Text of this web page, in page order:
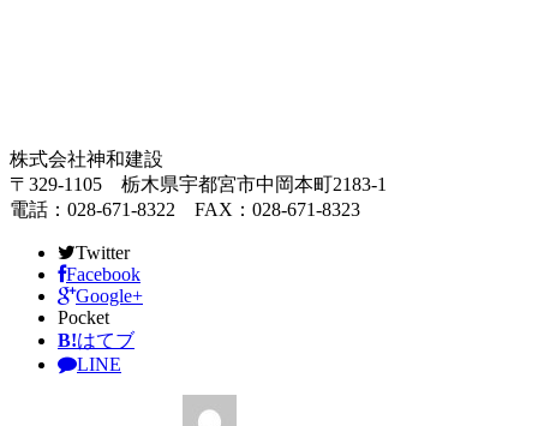
株式会社神和建設
〒329-1105 栃木県宇都宮市中岡本町2183-1
電話：028-671-8322 FAX：028-671-8323
Twitter
Facebook
Google+
Pocket
B!はてブ
LINE